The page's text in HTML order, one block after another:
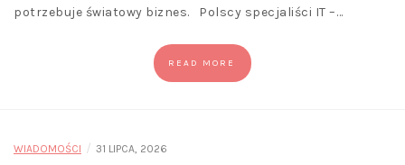
potrzebuje światowy biznes. Polscy specjaliści IT –…
READ MORE
WIADOMOŚCI / 31 LIPCA, 2026